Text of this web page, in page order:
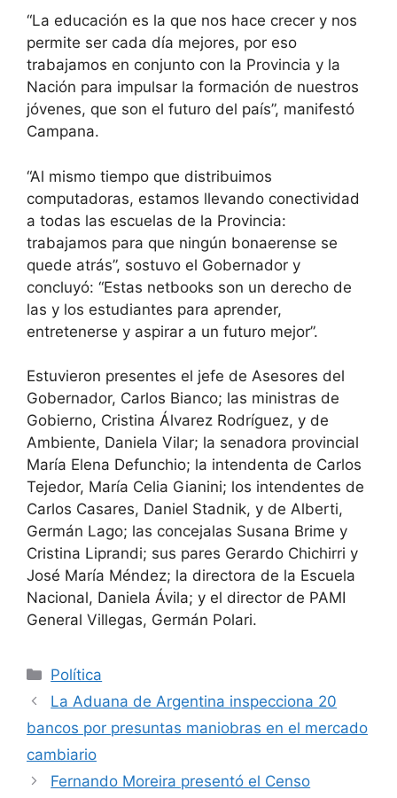
“La educación es la que nos hace crecer y nos
permite ser cada día mejores, por eso
trabajamos en conjunto con la Provincia y la
Nación para impulsar la formación de nuestros
jóvenes, que son el futuro del país”, manifestó
Campana.
“Al mismo tiempo que distribuimos
computadoras, estamos llevando conectividad
a todas las escuelas de la Provincia:
trabajamos para que ningún bonaerense se
quede atrás”, sostuvo el Gobernador y
concluyó: “Estas netbooks son un derecho de
las y los estudiantes para aprender,
entretenerse y aspirar a un futuro mejor”.
Estuvieron presentes el jefe de Asesores del
Gobernador, Carlos Bianco; las ministras de
Gobierno, Cristina Álvarez Rodríguez, y de
Ambiente, Daniela Vilar; la senadora provincial
María Elena Defunchio; la intendenta de Carlos
Tejedor, María Celia Gianini; los intendentes de
Carlos Casares, Daniel Stadnik, y de Alberti,
Germán Lago; las concejalas Susana Brime y
Cristina Liprandi; sus pares Gerardo Chichirri y
José María Méndez; la directora de la Escuela
Nacional, Daniela Ávila; y el director de PAMI
General Villegas, Germán Polari.
Política
La Aduana de Argentina inspecciona 20
bancos por presuntas maniobras en el mercado
cambiario
Fernando Moreira presentó el Censo